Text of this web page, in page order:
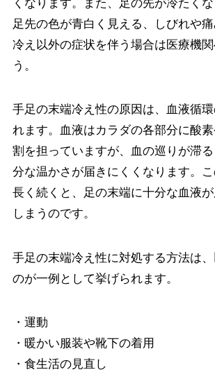
くなります。また、足の先が冷たくな
足先の色が青白く見える、しびれや痛
冷え以外の症状を伴う場合は医療機
う。
手足の末端冷え性の原因は、血液循
れます。血液はカラダの各部分に酸
割を担っていますが、血の巡りが滞
分な温かさが届きにくくなります。
長く続くと、足の末端に十分な血液
しまうのです。
手足の末端冷え性に対処する方法は
のが一例として挙げられます。
・運動
・暖かい服装や靴下の着用
・食生活の見直し